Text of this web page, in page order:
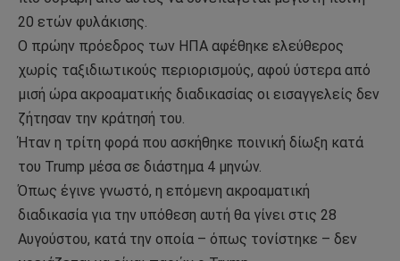
20 ετών φυλάκισης.
Ο πρώην πρόεδρος των ΗΠΑ αφέθηκε ελεύθερος
χωρίς ταξιδιωτικούς περιορισμούς, αφού ύστερα από
μισή ώρα ακροαματικής διαδικασίας οι εισαγγελείς δεν
ζήτησαν την κράτησή του.
Ήταν η τρίτη φορά που ασκήθηκε ποινική δίωξη κατά
του Trump μέσα σε διάστημα 4 μηνών.
Όπως έγινε γνωστό, η επόμενη ακροαματική
διαδικασία για την υπόθεση αυτή θα γίνει στις 28
Αυγούστου, κατά την οποία – όπως τονίστηκε – δεν